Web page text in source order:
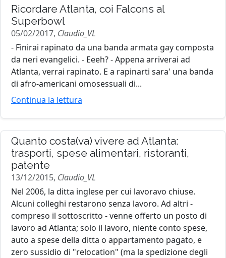
Ricordare Atlanta, coi Falcons al
Superbowl
05/02/2017, Claudio_VL
- Finirai rapinato da una banda armata gay composta
da neri evangelici. - Eeeh? - Appena arriverai ad
Atlanta, verrai rapinato. E a rapinarti sara' una banda
di afro-americani omosessuali di...
Continua la lettura
Quanto costa(va) vivere ad Atlanta:
trasporti, spese alimentari, ristoranti,
patente
13/12/2015, Claudio_VL
Nel 2006, la ditta inglese per cui lavoravo chiuse.
Alcuni colleghi restarono senza lavoro. Ad altri -
compreso il sottoscritto - venne offerto un posto di
lavoro ad Atlanta; solo il lavoro, niente conto spese,
auto a spese della ditta o appartamento pagato, e
zero sussidio di "relocation" (ma la spedizione degli